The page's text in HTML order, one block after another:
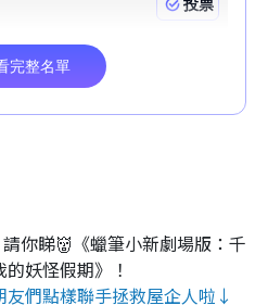
請你睇👹《蠟筆小新劇場版：千
妖怪假期》！
們點樣聯手拯救屋企人啦↓